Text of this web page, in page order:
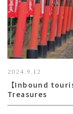
2024.9.12
【Inbound
Treasures